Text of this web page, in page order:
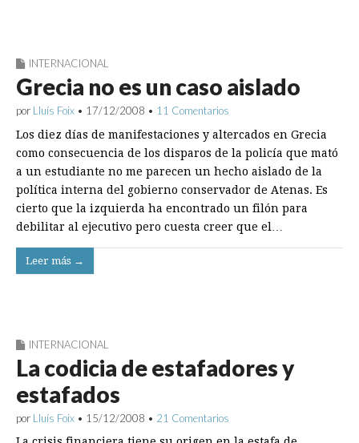
INTERNACIONAL
Grecia no es un caso aislado
por Lluís Foix • 17/12/2008 • 11 Comentarios
Los diez días de manifestaciones y altercados en Grecia
como consecuencia de los disparos de la policía que mató
a un estudiante no me parecen un hecho aislado de la
política interna del gobierno conservador de Atenas. Es
cierto que la izquierda ha encontrado un filón para
debilitar al ejecutivo pero cuesta creer que el…
Leer más →
INTERNACIONAL
La codicia de estafadores y
estafados
por Lluís Foix • 15/12/2008 • 21 Comentarios